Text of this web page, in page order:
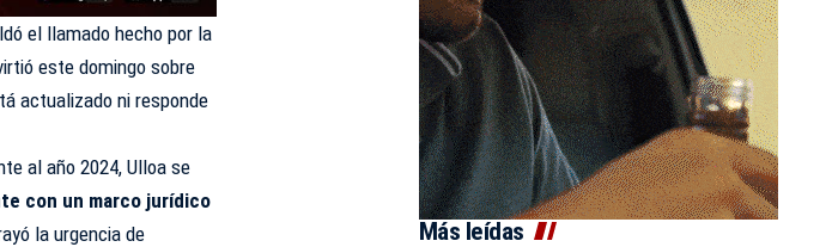
el llamado hecho por la
este domingo sobre
actualizado ni responde
al año 2024, Ulloa se
con un marco jurídico
la urgencia de
Más leídas